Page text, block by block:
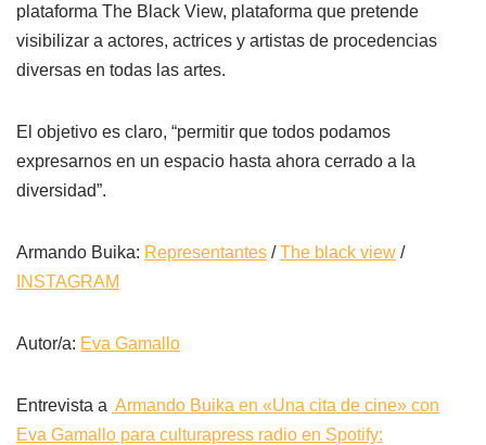
plataforma The Black View, plataforma que pretende
visibilizar a actores, actrices y artistas de procedencias
diversas en todas las artes.
El objetivo es claro, “permitir que todos podamos
expresarnos en un espacio hasta ahora cerrado a la
diversidad”.
Armando Buika: Representantes /The black view /
INSTAGRAM
Autor/a: Eva Gamallo
Entrevista a Armando Buika en «Una cita de cine» con
Eva Gamallo para culturapress radio en Spotify: